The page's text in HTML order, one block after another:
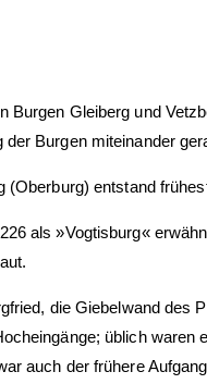
Burgen Gleiberg und
Burgen miteinander
(Oberburg) entstand
als »Vogtisburg«
die Giebelwand
üblich waren
auch der frühere